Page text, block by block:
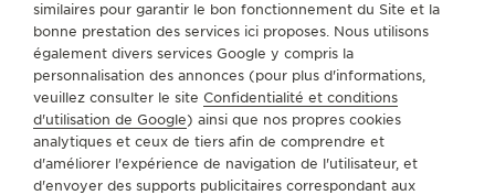
TOUTES LES COLLECTIONSPOLARISREF. Q9028471
A PROPOS DE NOUS
SERVICES
similaires pour garantir le bon fonctionnement du Site et la
bonne prestation des services ici proposes. Nous utilisons
également divers services Google y compris la
personnalisation des annonces (pour plus d'informations,
veuillez consulter le site Confidentialité et conditions
d'utilisation de Google) ainsi que nos propres cookies
analytiques et ceux de tiers afin de comprendre et
d'améliorer l'expérience de navigation de l'utilisateur, et
d'envoyer des supports publicitaires correspondant aux